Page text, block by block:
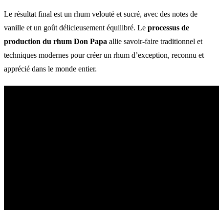
Le résultat final est un rhum velouté et sucré, avec des notes de
vanille et un goût délicieusement équilibré. Le processus de
production du rhum Don Papa allie savoir-faire traditionnel et
techniques modernes pour créer un rhum d’exception, reconnu et
apprécié dans le monde entier.